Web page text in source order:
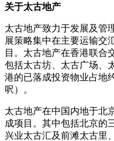
关于太古地产
太古地产致力于发展及管
展策略集中在主要运输交
目。太古地产在香港联合
包括太古坊、太古广场、
港的已落成投资物业占地
呎）。
太古地产在中国内地于北
成项目。其中包括北京的
兴业太古汇及前滩太古里